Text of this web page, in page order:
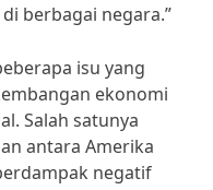
berbagai negara.”
isu yang
ekonomi
Salah satunya
antara Amerika
negatif